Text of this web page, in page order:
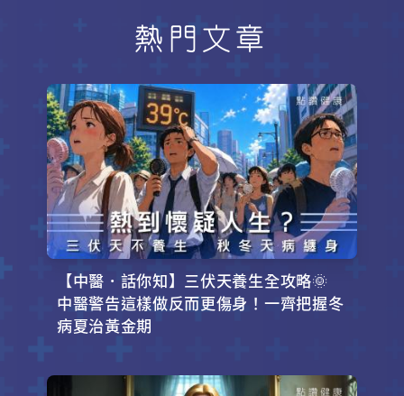
熱門文章
【中醫．話你知】三伏天養生全攻略🌞
中醫警告這樣做反而更傷身！一齊把握冬
病夏治黃金期